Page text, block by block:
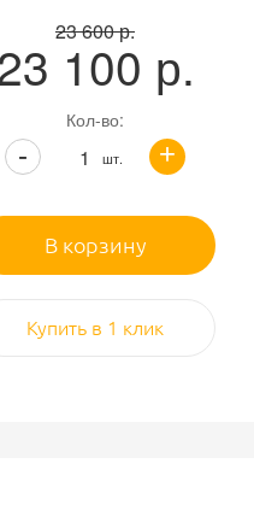
23 600р.
100 р.
Кол-во:
шт. +
-
В корзину
Купить в 1 клик